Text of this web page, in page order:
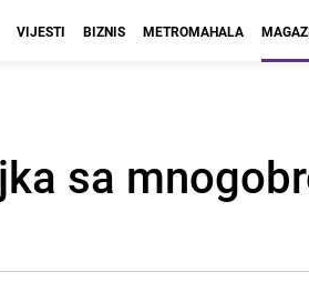
VIJESTI BIZNIS METROMAHALA
sa